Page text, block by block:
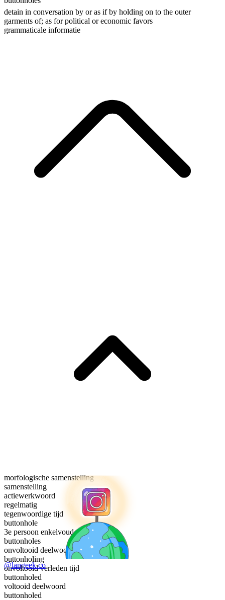
detain in conversation by or as if by holding on to the outer
garments of; as for political or economic favors
grammaticale informatie
morfologische samenstelling
samenstelling
actiewerkwoord
regelmatig
tegenwoordige tijd
buttonhole
3e persoon enkelvoud
buttonholes
onvoltooid deelwoord
buttonholing
onvoltooid verleden tijd
buttonholed
voltooid deelwoord
buttonholed
@langeek.co